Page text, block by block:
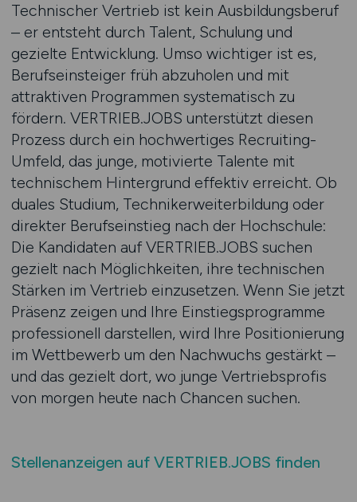
Technischer Vertrieb ist kein Ausbildungsberuf
– er entsteht durch Talent, Schulung und
gezielte Entwicklung. Umso wichtiger ist es,
Berufseinsteiger früh abzuholen und mit
attraktiven Programmen systematisch zu
fördern. VERTRIEB.JOBS unterstützt diesen
Prozess durch ein hochwertiges Recruiting-
Umfeld, das junge, motivierte Talente mit
technischem Hintergrund effektiv erreicht. Ob
duales Studium, Technikerweiterbildung oder
direkter Berufseinstieg nach der Hochschule:
Die Kandidaten auf VERTRIEB.JOBS suchen
gezielt nach Möglichkeiten, ihre technischen
Stärken im Vertrieb einzusetzen. Wenn Sie jetzt
Präsenz zeigen und Ihre Einstiegsprogramme
professionell darstellen, wird Ihre Positionierung
im Wettbewerb um den Nachwuchs gestärkt –
und das gezielt dort, wo junge Vertriebsprofis
von morgen heute nach Chancen suchen.
Stellenanzeigen auf VERTRIEB.JOBS finden